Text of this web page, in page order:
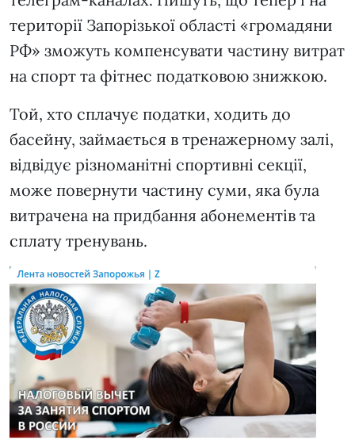
території Запорізької області «громадяни
РФ» зможуть компенсувати частину витрат
на спорт та фітнес податковою знижкою.
Той, хто сплачує податки, ходить до
басейну, займається в тренажерному залі,
відвідує різноманітні спортивні секції,
може повернути частину суми, яка була
витрачена на придбання абонементів та
сплату тренувань.